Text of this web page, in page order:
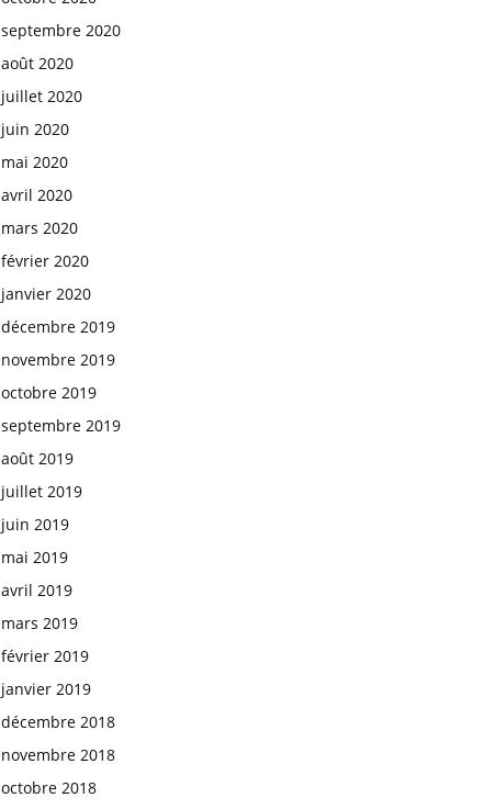
septembre 2020
août 2020
juillet 2020
juin 2020
mai 2020
avril 2020
mars 2020
février 2020
janvier 2020
décembre 2019
novembre 2019
octobre 2019
septembre 2019
août 2019
juillet 2019
juin 2019
mai 2019
avril 2019
mars 2019
février 2019
janvier 2019
décembre 2018
novembre 2018
octobre 2018